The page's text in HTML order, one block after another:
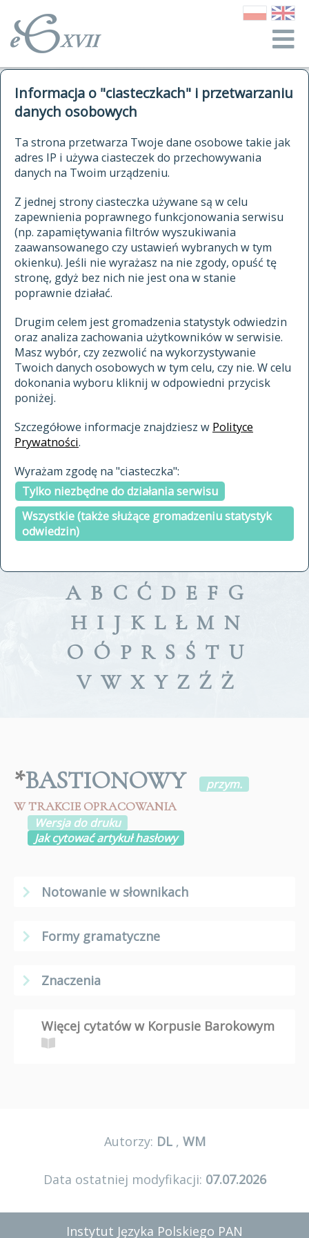
Informacja o "ciasteczkach" i przetwarzaniu
danych osobowych
Ta strona przetwarza Twoje dane osobowe takie jak
adres IP i używa ciasteczek do przechowywania
danych na Twoim urządzeniu.
Z jednej strony ciasteczka używane są w celu
zapewnienia poprawnego funkcjonowania serwisu
(np. zapamiętywania filtrów wyszukiwania
zaawansowanego czy ustawień wybranych w tym
okienku). Jeśli nie wyrażasz na nie zgody, opuść tę
stronę, gdyż bez nich nie jest ona w stanie
poprawnie działać.
Drugim celem jest gromadzenia statystyk odwiedzin
oraz analiza zachowania użytkowników w serwisie.
Masz wybór, czy zezwolić na wykorzystywanie
Twoich danych osobowych w tym celu, czy nie. W celu
dokonania wyboru kliknij w odpowiedni przycisk
poniżej.
Szczegółowe informacje znajdziesz w Polityce
Prywatności.
Wyrażam zgodę na "ciasteczka":
Tylko niezbędne do działania serwisu
Wszystkie (także służące gromadzeniu statystyk
odwiedzin)
autorzy Słownika
historia
publikacje
źródła
autorzy tekstów źródłowych
zasady opracowania
statystyki
najnowsze hasła
ostatnio zmodyfikowane hasła
materiały archiwalne
cytowanie
kontakt
kwerendy
jak cytować Słownik
ELEKTRONICZNY SŁOWNIK
JĘZYKA POLSKIEGO
XVII I XVIII WIEKU
znajdź hasła
zaczynające się od
indeksie
a fronte
a tergo
A B C Ć D E F G
H I J K L Ł M N
O Ó P R S Ś T U
V W X Y Z Ź Ż
*BASTIONOWY
przym.
W TRAKCIE OPRACOWANIA
Wersja do druku
Jak cytować artykuł hasłowy
Notowanie w słownikach
Formy gramatyczne
Znaczenia
Więcej cytatów w Korpusie Barokowym
Autorzy: DL, WM
Data ostatniej modyfikacji: 07.07.2026
Instytut Języka Polskiego PAN